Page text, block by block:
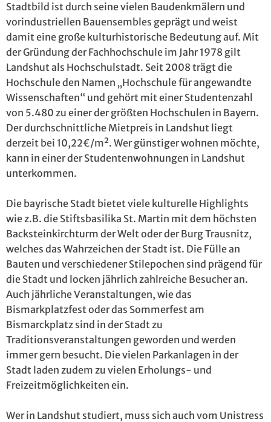
Stadtbild ist durch seine vielen Baudenkmälern und
vorindustriellen Bauensembles geprägt und weist
damit eine große kulturhistorische Bedeutung auf. Mit
der Gründung der Fachhochschule im Jahr 1978 gilt
Landshut als Hochschulstadt. Seit 2008 trägt die
Hochschule den Namen „Hochschule für angewandte
Wissenschaften“ und gehört mit einer Studentenzahl
von 5.480 zu einer der größten Hochschulen in Bayern.
Der durchschnittliche Mietpreis in Landshut liegt
derzeit bei 10,22€/m². Wer günstiger wohnen möchte,
kann in einer der Studentenwohnungen in Landshut
unterkommen.
Die bayrische Stadt bietet viele kulturelle Highlights
wie z.B. die Stiftsbasilika St. Martin mit dem höchsten
Backsteinkirchturm der Welt oder der Burg Trausnitz,
welches das Wahrzeichen der Stadt ist. Die Fülle an
Bauten und verschiedener Stilepochen sind prägend für
die Stadt und locken jährlich zahlreiche Besucher an.
Auch jährliche Veranstaltungen, wie das
Bismarkplatzfest oder das Sommerfest am
Bismarckplatz sind in der Stadt zu
Traditionsveranstaltungen geworden und werden
immer gern besucht. Die vielen Parkanlagen in der
Stadt laden zudem zu vielen Erholungs- und
Freizeitmöglichkeiten ein.
Wer in Landshut studiert, muss sich auch vom Unistress